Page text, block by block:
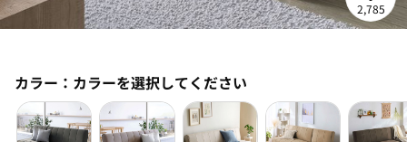
2,785
カラー： カラーを選択してください